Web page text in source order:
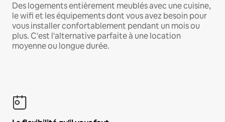
Des logements entièrement meublés avec une cuisine,
le wifi et les équipements dont vous avez besoin pour
vous installer confortablement pendant un mois ou
plus. C'est l'alternative parfaite à une location
moyenne ou longue durée.